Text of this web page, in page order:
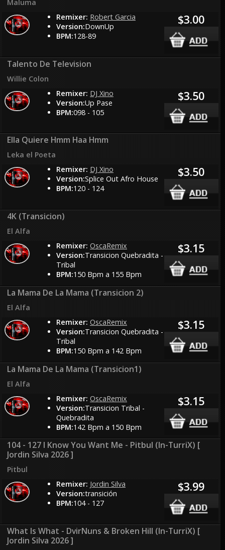
Maluma
Remixer: Robert Garcia
Version:DownUp
BPM:128-89
$3.00
Talento De Television
Willie Colon
Remixer: DJ Xino
Version:Up Pase
BPM:098 - 105
$3.50
Ella Quiere Hmm Haa Hmm
Leka el Poeta
Remixer: DJ Xino
Version:Splice Out Afro House
BPM:120 - 124
$3.50
4K (Transicion)
El Alfa
Remixer: OscaRemix
Version:Transicion Quebradita -
Tribal
BPM:150 Bpm a 155 Bpm
$3.15
La Mama De La Mama (Transicion 2)
El Alfa
Remixer: OscaRemix
Version:Transicion Quebradita -
Tribal
BPM:150 Bpm a 142 Bpm
$3.15
La Mama De La Mama (Transicion1)
El Alfa
Remixer: OscaRemix
Version:Transicion Tribal -
Quebradita
BPM:142 Bpm a 150 Bpm
$3.15
104 - 127 I Know You Want Me - Pitbul (In-TurriX) [
Jordin Silva 2026 ]
Pitbul
Remixer: Jordin Silva
Version:transición
BPM:104 - 127
$3.99
What Is What - DvirNuns & Broken Hill (In-TurriX) [
Jordin Silva 2026 ]